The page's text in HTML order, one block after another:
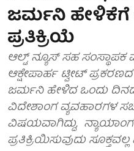
ಜರ್ಮನಿ
ಪ್ರತಿಕ್ರಿಯೆ
ಆಲ್ಟ್ ನ್ಯೂಸ್ ಸಹ
ಆಕ್ಷೇಪಾರ್ಹ ಟ್ವೀಟ್
ಜರ್ಮನಿ ಹೇಳಿದ ಒಂದು
ವಿದೇಶಾಂಗ ವ್ಯವಹಾರಗಳ
ವಿಷಯವಾಗಿದ್ದು,
ಪ್ರತಿಕ್ರಿಯಿಸುವುದು